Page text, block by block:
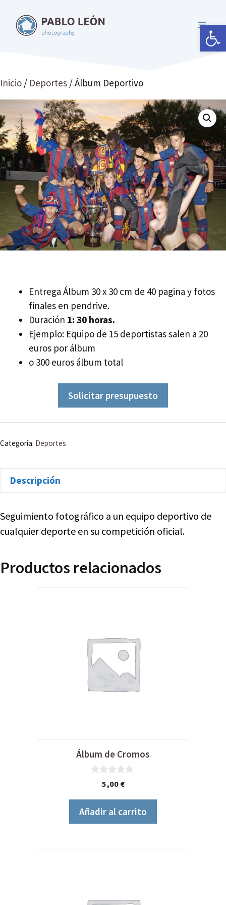
Abrir
contenido
MENÚ
Inicio / Deportes / Álbum Deportivo
Entrega Álbum 30 x 30 cm de 40 pagina y fotos
finales en pendrive.
Duración 1: 30 horas.
Ejemplo: Equipo de 15 deportistas salen a 20
euros por álbum
o 300 euros álbum total
Solicitar presupuesto
Categoría: Deportes
Descripción
Seguimiento fotográfico a un equipo deportivo de
cualquier deporte en su competición oficial.
Productos relacionados
Álbum de Cromos
5,00 €
Añadir al carrito